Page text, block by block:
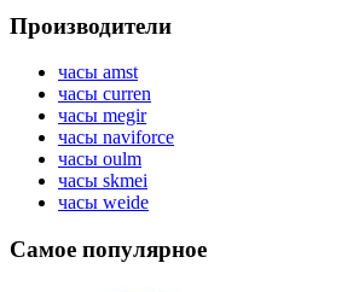
Производители
часы amst
часы curren
часы megir
часы naviforce
часы oulm
часы skmei
часы weide
Самое популярное